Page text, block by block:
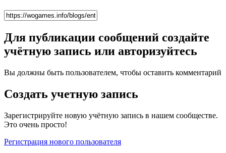
Для публикации сообщений создайте
учётную запись или авторизуйтесь
Вы должны быть пользователем, чтобы оставить комментарий
Создать учетную запись
Зарегистрируйте новую учётную запись в нашем сообществе.
Это очень просто!
Регистрация нового пользователя